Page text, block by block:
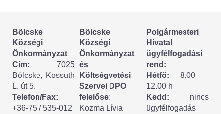
Választási szervek
Választási ügyintézés
2024. évi általános választások
Választópolgároknak
Bölcske
Községi
Önkormányzat
Cím: 7025
Bölcske, Kossuth
L. út 5.
Telefon/Fax:
+36-75 / 535-012
Bölcske
Községi
Önkormányzat
és
Költségvetési
Szervei DPO
felelőse:
Kozma Lívia
Polgármesteri
Hivatal
ügyfélfogadási
rend:
Hétfő: 8.00 -
12.00 h
Kedd: nincs
ügyfélfogadás